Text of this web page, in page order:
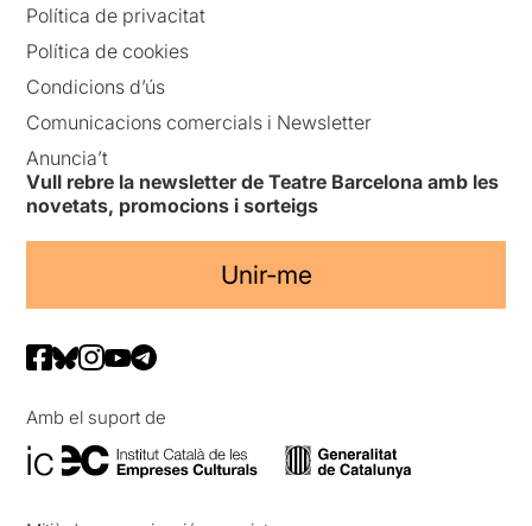
Política de privacitat
Política de cookies
Condicions d’ús
Comunicacions comercials i Newsletter
Anuncia’t
Vull rebre la newsletter de Teatre Barcelona amb les
novetats, promocions i sorteigs
Unir-me
Amb el suport de